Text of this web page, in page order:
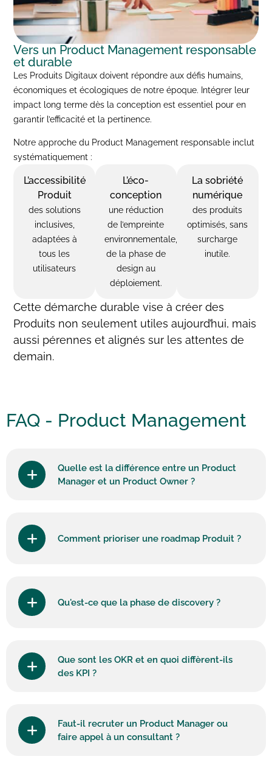
Vers un Product Management responsable
et durable
Les Produits Digitaux doivent répondre aux défis humains,
économiques et écologiques de notre époque. Intégrer leur
impact long terme dès la conception est essentiel pour en
garantir l’efficacité et la pertinence.
Notre approche du Product Management responsable inclut
systématiquement :
L’accessibilité
Produit
des solutions
inclusives,
adaptées à
tous les
utilisateurs
L’éco-
conception
une réduction
de l’empreinte
environnementale,
de la phase de
design au
déploiement.
La sobriété
numérique
des produits
optimisés, sans
surcharge
inutile.
Cette démarche durable vise à créer des
Produits non seulement utiles aujourd’hui, mais
aussi pérennes et alignés sur les attentes de
demain.
FAQ - Product Management
Quelle est la différence entre un Product
Manager et un Product Owner ?
Comment prioriser une roadmap Produit ?
Qu'est-ce que la phase de discovery ?
Que sont les OKR et en quoi diffèrent-ils
des KPI ?
Faut-il recruter un Product Manager ou
faire appel à un consultant ?